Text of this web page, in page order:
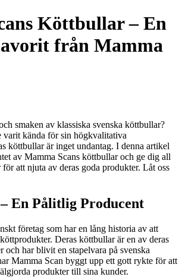
Köttbullar – En
från Mamma
smaken av klassiska svenska köttbullar?
varit kända för sin högkvalitativa
köttbullar är inget undantag. I denna artikel
av Mamma Scans köttbullar och ge dig all
att njuta av deras goda produkter. Låt oss
En Pålitlig Producent
företag som har en lång historia av att
Deras köttbullar är en av deras
och har blivit en stapelvara på svenska
Mamma Scan byggt upp ett gott rykte för att
produkter till sina kunder.